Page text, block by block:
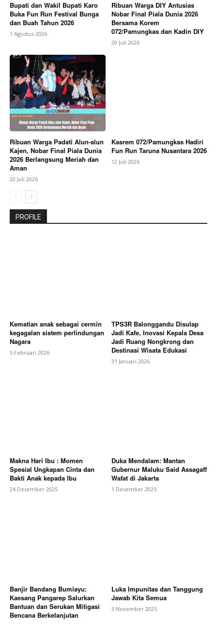
Bupati dan Wakil Bupati Karo
Buka Fun Run Festival Bunga
dan Buah Tahun 2026
1 Agustus 2026
Ribuan Warga DIY Antusias
Nobar Final Piala Dunia 2026
Bersama Korem
072/Pamungkas dan Kadin DIY
20 Juli 2026
Ribuan Warga Padati Alun-alun
Kajen, Nobar Final Piala Dunia
2026 Berlangsung Meriah dan
Aman
20 Juli 2026
Kasrem 072/Pamungkas Hadiri
Fun Run Taruna Nusantara 2026
12 Juli 2026
PROFILE
Kematian anak sebagai cermin
kegagalan sistem perlindungan
Nagara
5 Februari 2026
TPS3R Balonggandu Disulap
Jadi Kafe, Inovasi Kepala Desa
Jadi Ruang Nongkrong dan
Destinasi Wisata Edukasi
31 Januari 2026
Makna Hari Ibu : Momen
Spesial Ungkapan Cinta dan
Bakti Anak kepada Ibu
24 Desember 2025
Duka Mendalam: Mantan
Gubernur Maluku Said Assagaff
Wafat di Jakarta
1 Desember 2025
Banjir Bandang Bumiayu:
Kaesang Pangarep Salurkan
Bantuan dan Serukan Mitigasi
Bencana Berkelanjutan
Luka Impunitas dan Tanggung
Jawab Kita Semua
3 November 2025